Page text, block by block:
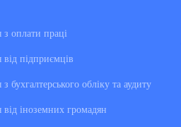
оплати праці
підприємців
бухгалтерського обліку та аудиту
іноземних громадян